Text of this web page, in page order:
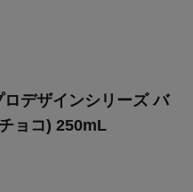
デザインシリーズ バ
ョコ) 250mL